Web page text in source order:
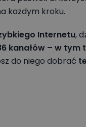
każdym kroku.
Internetu,
kanałów – w
do niego dobrać
czasie poprzez pisemne
przetwarzania danych
MEDIA Sp. z o.o. Sp.k.*
MEDIA Sp. z o.o. Sp.k.*